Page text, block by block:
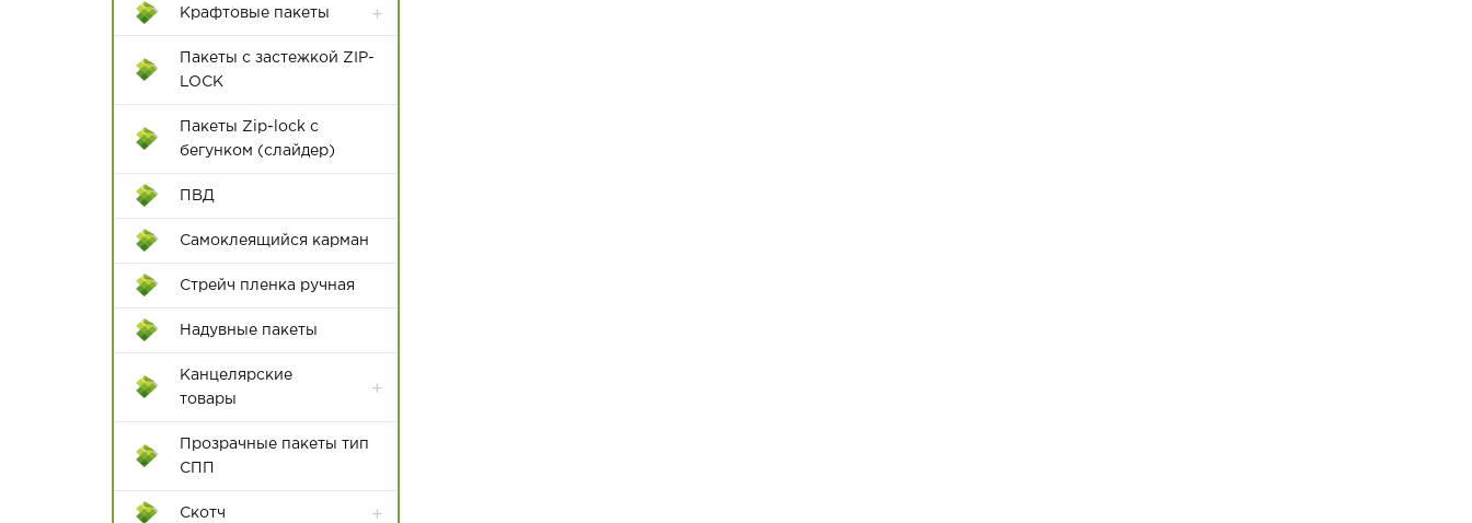
Крафтовые пакеты
Пакеты с крученой ручкой
Пакеты с плоской с ручкой
Пакеты с застежкой ZIP-
LOCK
Пакеты Zip-lock с
бегунком (слайдер)
ПВД
Самоклеящийся карман
Стрейч пленка ручная
Надувные пакеты
Канцелярские
товары
Бумажная продукция
Прозрачные пакеты тип
СПП
Скотч